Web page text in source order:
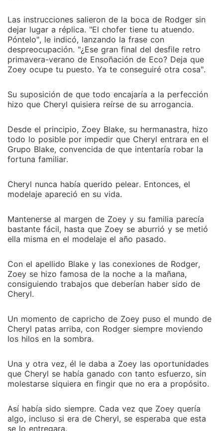
Las instrucciones salieron de la boca de Rodger sin
dejar lugar a réplica. "El chofer tiene tu atuendo.
Póntelo", le indicó, lanzando la frase con
despreocupación. "¿Ese gran final del desfile retro
primavera-verano de Ensoñación de Eco? Deja que
Zoey ocupe tu puesto. Ya te conseguiré otra cosa".
Su suposición de que todo encajaría a la perfección
hizo que Cheryl quisiera reírse de su arrogancia.
Desde el principio, Zoey Blake, su hermanastra, hizo
todo lo posible por impedir que Cheryl entrara en el
Grupo Blake, convencida de que intentaría robar la
fortuna familiar.
Cheryl nunca había querido pelear. Entonces, el
modelaje apareció en su vida.
Mantenerse al margen de Zoey y su familia parecía
bastante fácil, hasta que Zoey se aburrió y se metió
ella misma en el modelaje el año pasado.
Con el apellido Blake y las conexiones de Rodger,
Zoey se hizo famosa de la noche a la mañana,
consiguiendo trabajos que deberían haber sido de
Cheryl.
Un momento de capricho de Zoey puso el mundo de
Cheryl patas arriba, con Rodger siempre moviendo
los hilos en la sombra.
Una y otra vez, él le daba a Zoey las oportunidades
que Cheryl se había ganado con tanto esfuerzo, sin
molestarse siquiera en fingir que no era a propósito.
Así había sido siempre. Cada vez que Zoey quería
algo, incluso si era de Cheryl, se esperaba que esta
se lo entregara.